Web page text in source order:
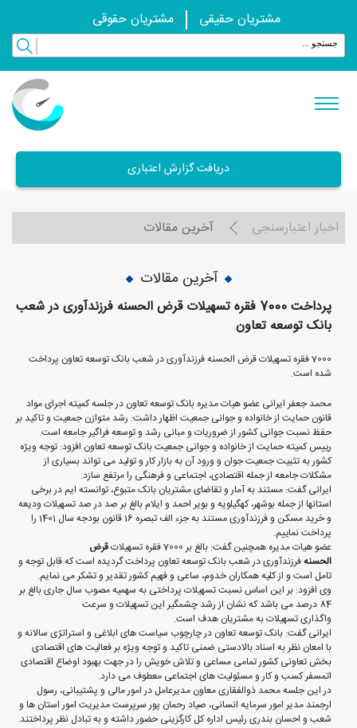
مشتریان حقیقی مشتریان حقوقی
دریافت گزارش اعتباری
اخبار اعتبارسنجی آخرین مقالات
آخرین مقالات
پرداخت 7000 فقره تسهیلات قرض الحسنه فرزندآوری در شعب
بانک توسعه تعاون
7000 فقره تسهیلات قرض الحسنه فرزندآوری در شعب بانک توسعه تعاون پرداخت
شده است.
محمد جعفر ایرانی عضو هیات مدیره بانک توسعه تعاون در جلسه کمیته اجرای مواد
قانون حمایت از خانواده و جوانی جمعیت اظهار داشت: رشد متوازن جمعیت و تاکید بر
حفظ نسبت جوانی کشور از ضروریات و مبانی رشد و توسعه فراگیر جامعه است.
رییس کمیته حمایت از خانواده و جوانی جمعیت بانک توسعه تعاون افزود: توجه ویژه
کشور به تثبیت جمعیت جوان و ورود آن به بازار کار و تولید می تواند بسیاری از
مشکلات جامعه از جمله اقتصادی، اجتماعی و فرهنگی را مرتفع سازد.
ایرانی گفت: مستند به آمار و تقاضای مشتریان بانک متبوع، توانسته ایم در برخی
استانها از جمله بوشهر، کهگیلویه و بویر احمد و ایلام بالغ بر صد در صد تسهیلات ودیعه
و خرید مسکن و فرزندآوری مستند به جزء الف تبصره 16 قانون بودجه سال 1401 را
پرداخت نماییم.
عضو هیات مدیره همچنین گفت: بالغ بر 7000 فقره تسهیلات
قرض
الحسنهفرزندآوری در شعب بانک توسعه تعاون پرداخت گردیده است که قابل توجه و
تامل است و از کلیه همکاران خدوم، ساعی و فهیم کشور تقدیر و تشکر می نمایم.
وی افزود: بر این اساس نسبت تسهیلات پرداختی به سهمیه مصوب سال جاری بالغ بر
84 درصد می باشد که نشان از رشد چشمگیر این تسهیلات و سرعت
واگذاری تسهیلات به مشتریان هدف است.
ایرانی گفت: بانک توسعه تعاون در چارچوب سیاست های ابلاغی و استراتژی سالانه و
با امعان نظر به اسناد بالادستی ضمنی تاکید و توجه ویژه بر فعالیت های اقتصادی
بخش تعاونی کشور تمامی مساعی و تلاش خویش را در جهت بهبود اوضاع اقتصادی
اتمسفر کسب و کار و مسئولیت های اجتماعی معطوف می دارد.
در این جلسه محمد ذوالفقاری معاون مدیرعامل در امور مالی و پشتیبانی، رسول
ارجمند مدیر امور سرمایه انسانی، صیاد رحمان پور سرپرست مدیریت امور استان ها و
شعب و احسان بندری رئیس اداره کل کارگزینی حضور داشته و به تبادل نظر پرداختند.